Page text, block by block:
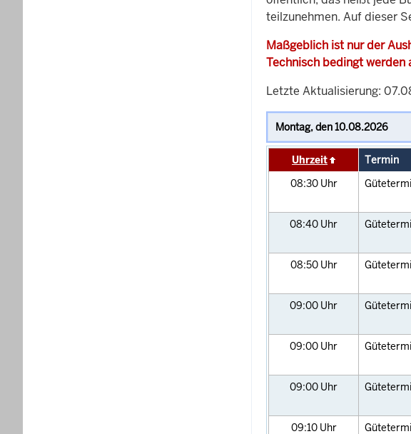
teilzunehmen. Auf dieser
Maßgeblich ist nur der
Technisch bedingt werden
Letzte Aktualisierung:
Uhrzeit Termin
08:30 Uhr
08:40 Uhr
08:50 Uhr
09:00 Uhr
09:00 Uhr
09:00 Uhr
09:10 Uhr